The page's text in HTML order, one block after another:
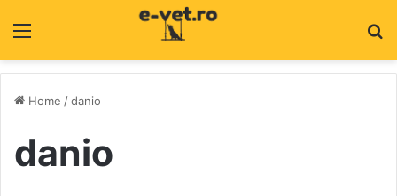
Home /danio
danio